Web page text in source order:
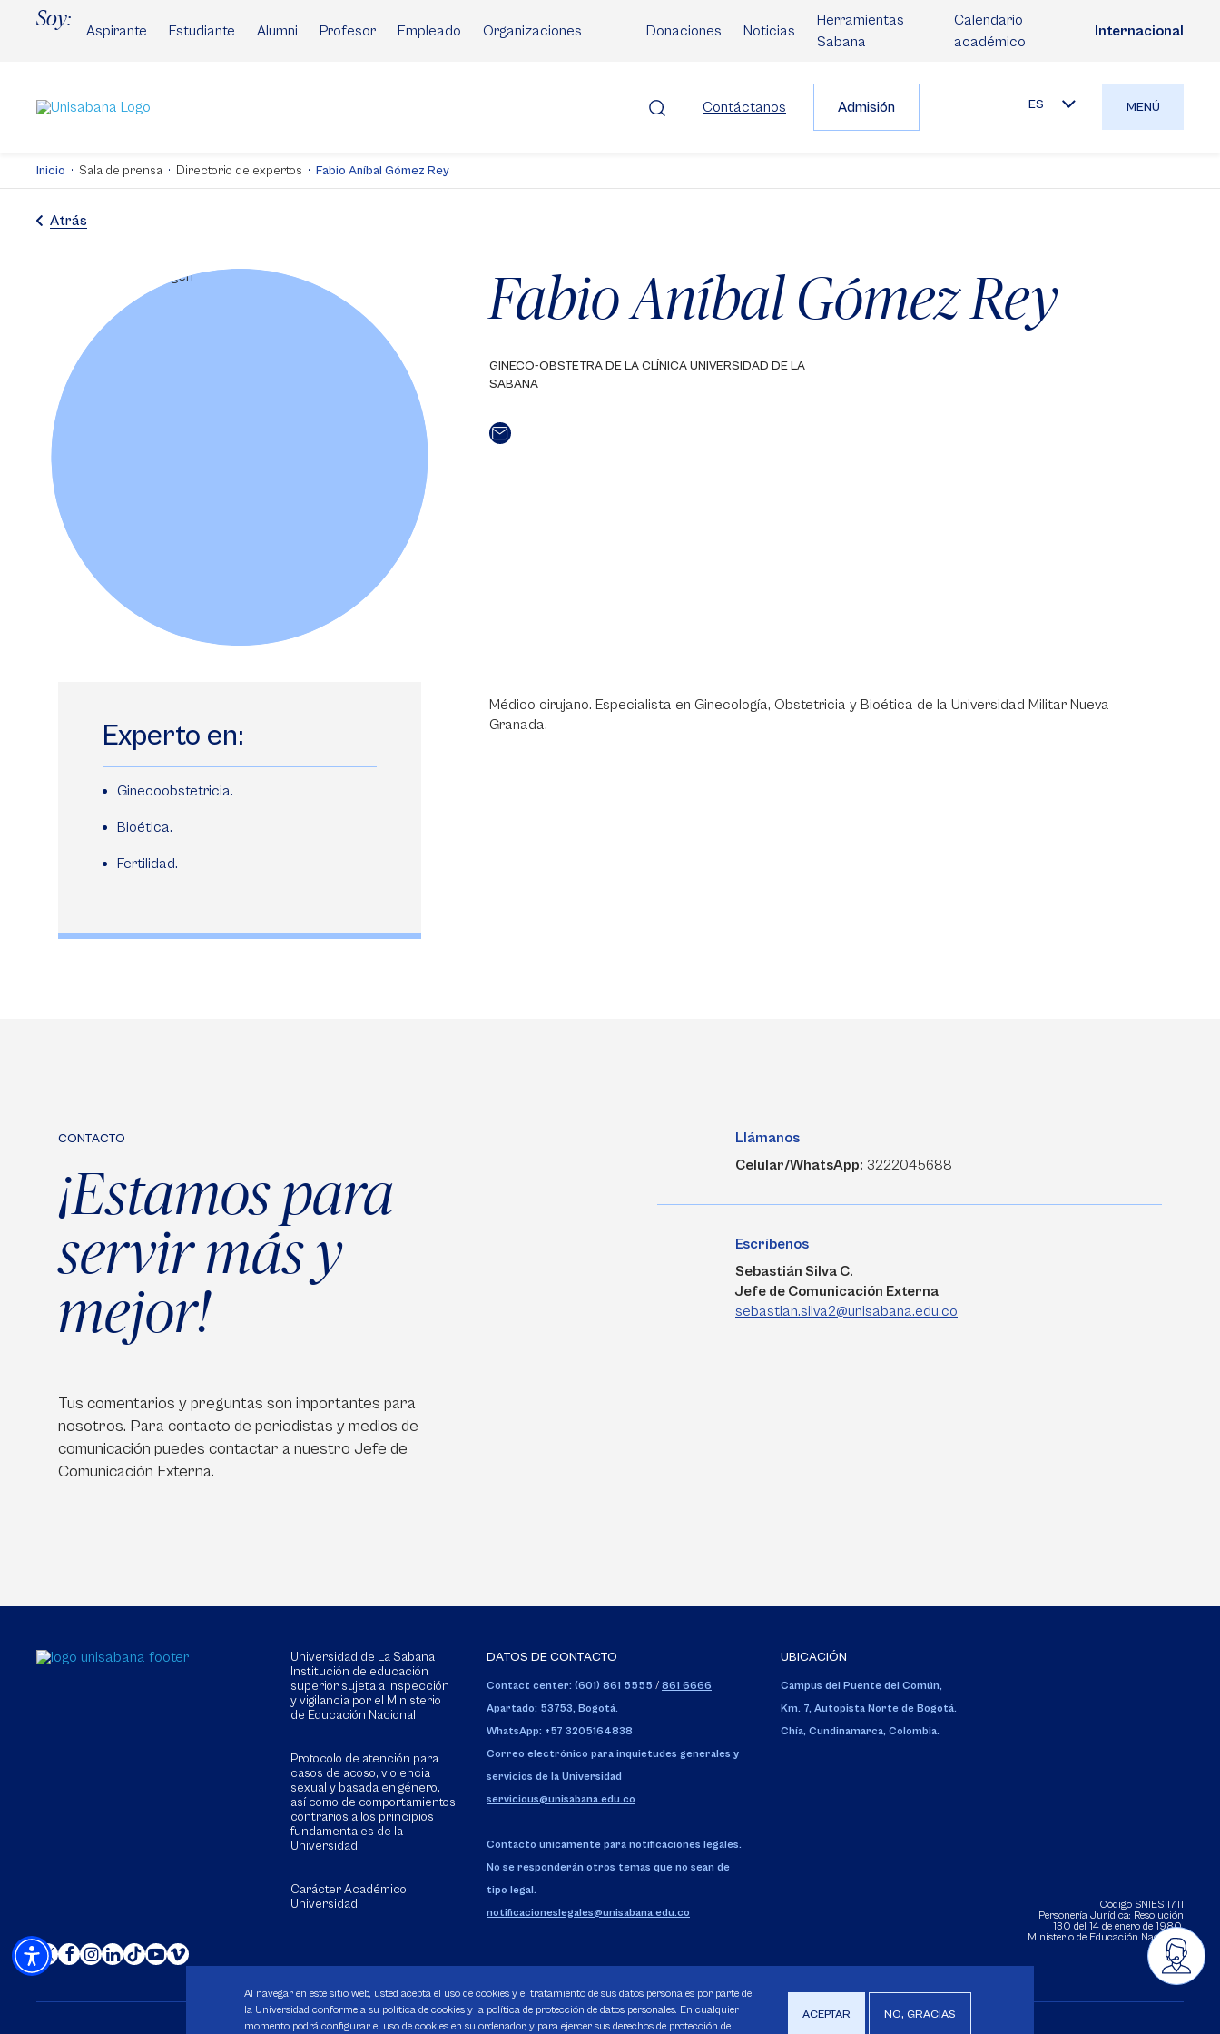
Soy:
Aspirante Estudiante Alumni Profesor Empleado Organizaciones Donaciones Noticias
Herramientas
Sabana
Calendario
académico
Internacional
Contáctanos Admisión ES MENÚ
Inicio Sala de prensa Directorio de expertos Fabio Aníbal Gómez Rey
Atrás
Fabio Aníbal Gómez Rey
GINECO-OBSTETRA DE LA CLÍNICA UNIVERSIDAD DE LA
SABANA
Experto en:
Ginecoobstetricia.
Bioética.
Fertilidad.
Médico cirujano. Especialista en Ginecología, Obstetricia y Bioética de la Universidad Militar Nueva
Granada.
CONTACTO
¡Estamos para
servir más y
mejor!
Tus comentarios y preguntas son importantes para
nosotros. Para contacto de periodistas y medios de
comunicación puedes contactar a nuestro Jefe de
Comunicación Externa.
Llámanos
Celular/WhatsApp: 3222045688
Escríbenos
Sebastián Silva C.
Jefe de Comunicación Externa
sebastian.silva2@unisabana.edu.co
Universidad de La Sabana
Institución de educación
superior sujeta a inspección
y vigilancia por el Ministerio
de Educación Nacional
Protocolo de atención para
casos de acoso, violencia
sexual y basada en género,
así como de comportamientos
contrarios a los principios
fundamentales de la
Universidad
Carácter Académico:
Universidad
DATOS DE CONTACTO
Contact center: (601) 861 5555 / 861 6666
Apartado: 53753, Bogotá.
WhatsApp: +57 3205164838
Correo electrónico para inquietudes generales y
servicios de la Universidad
servicious@unisabana.edu.co
Contacto únicamente para notificaciones legales.
No se responderán otros temas que no sean de
tipo legal.
notificacioneslegales@unisabana.edu.co
UBICACIÓN
Campus del Puente del Común,
Km. 7, Autopista Norte de Bogotá.
Chía, Cundinamarca, Colombia.
Código SNIES 1711
Personería Jurídica: Resolución
130 del 14 de enero de 1980.
Ministerio de Educación Nacional.
Al navegar en este sitio web, usted acepta el uso de cookies y el tratamiento de sus datos personales por parte de
la Universidad conforme a su política de cookies y la política de protección de datos personales. En cualquier
momento podrá configurar el uso de cookies en su ordenador, y para ejercer sus derechos de protección de
ACEPTAR NO, GRACIAS